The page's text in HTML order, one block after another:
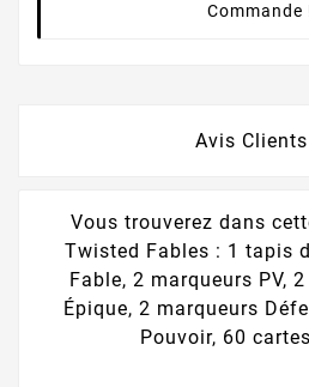
Commande
Avis
Vous trouverez dans
Twisted Fables : 1 tapis
Fable, 2 marqueurs PV,
Épique, 2 marqueurs
Pouvoir, 60